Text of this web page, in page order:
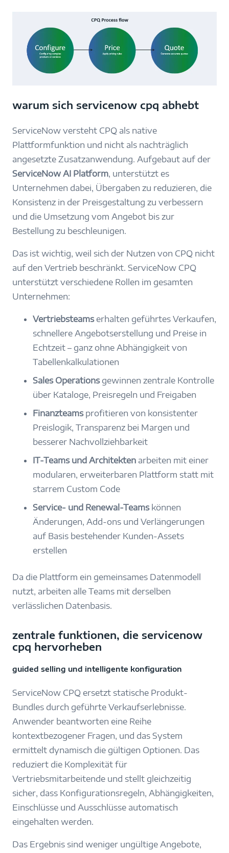
warum sich servicenow cpq abhebt
ServiceNow versteht CPQ als native
Plattformfunktion und nicht als nachträglich
angesetzte Zusatzanwendung. Aufgebaut auf der
ServiceNow AI Platform, unterstützt es
Unternehmen dabei, Übergaben zu reduzieren, die
Konsistenz in der Preisgestaltung zu verbessern
und die Umsetzung vom Angebot bis zur
Bestellung zu beschleunigen.
Das ist wichtig, weil sich der Nutzen von CPQ nicht
auf den Vertrieb beschränkt. ServiceNow CPQ
unterstützt verschiedene Rollen im gesamten
Unternehmen:
Vertriebsteamserhalten geführtes Verkaufen,
schnellere Angebotserstellung und Preise in
Echtzeit – ganz ohne Abhängigkeit von
Tabellenkalkulationen
Sales Operationsgewinnen zentrale Kontrolle
über Kataloge, Preisregeln und Freigaben
Finanzteamsprofitieren von konsistenter
Preislogik, Transparenz bei Margen und
besserer Nachvollziehbarkeit
IT-Teams und Architekten arbeiten mit einer
modularen, erweiterbaren Plattform statt mit
starrem Custom Code
Service- und Renewal-Teamskönnen
Änderungen, Add-ons und Verlängerungen
auf Basis bestehender Kunden-Assets
erstellen
Da die Plattform ein gemeinsames Datenmodell
nutzt, arbeiten alle Teams mit derselben
verlässlichen Datenbasis.
zentrale funktionen, die servicenow
cpq hervorheben
guided selling und intelligente konfiguration
ServiceNow CPQ ersetzt statische Produkt-
Bundles durch geführte Verkaufserlebnisse.
Anwender beantworten eine Reihe
kontextbezogener Fragen, und das System
ermittelt dynamisch die gültigen Optionen. Das
reduziert die Komplexität für
Vertriebsmitarbeitende und stellt gleichzeitig
sicher, dass Konfigurationsregeln, Abhängigkeiten,
Einschlüsse und Ausschlüsse automatisch
eingehalten werden.
Das Ergebnis sind weniger ungültige Angebote,